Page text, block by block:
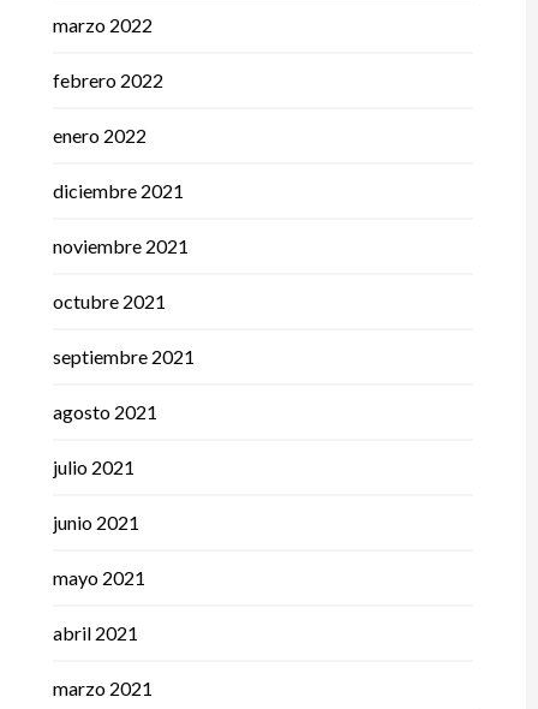
marzo 2022
febrero 2022
enero 2022
diciembre 2021
noviembre 2021
octubre 2021
septiembre 2021
agosto 2021
julio 2021
junio 2021
mayo 2021
abril 2021
marzo 2021